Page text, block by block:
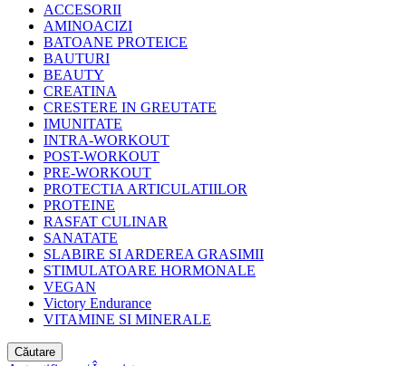
ACCESORII
AMINOACIZI
BATOANE PROTEICE
BAUTURI
BEAUTY
CREATINA
CRESTERE IN GREUTATE
IMUNITATE
INTRA-WORKOUT
POST-WORKOUT
PRE-WORKOUT
PROTECTIA ARTICULATIILOR
PROTEINE
RASFAT CULINAR
SANATATE
SLABIRE SI ARDEREA GRASIMII
STIMULATOARE HORMONALE
VEGAN
Victory Endurance
VITAMINE SI MINERALE
Căutare